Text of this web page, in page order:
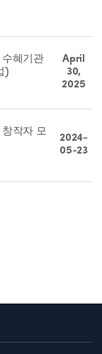
혜기관
)
April
30,
2025
작자 모
2024-
05-23